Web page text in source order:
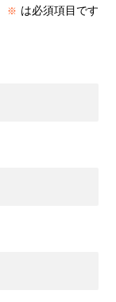
※ は必須項目です